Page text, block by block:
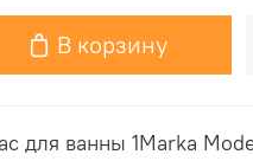
В корзину
для ванны 1Marka